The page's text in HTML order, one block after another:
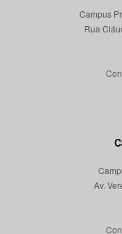
Campus
Rua
Av.